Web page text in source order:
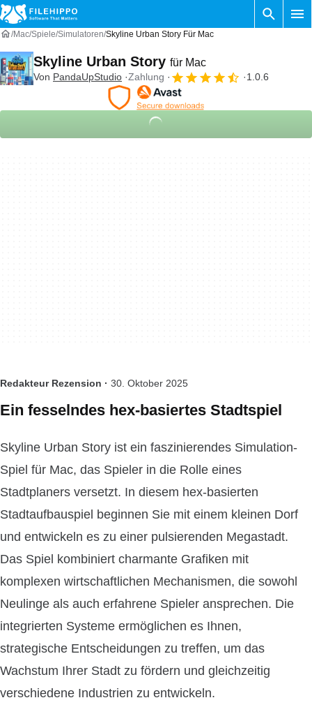
Mac Spiele Simulatoren Skyline Urban Story Für Mac
Skyline Urban Story für Mac
Von PandaUpStudio Zahlung 1.0.6
Redakteur Rezension · 30. Oktober 2025
Ein fesselndes hex-basiertes Stadtspiel
Skyline Urban Story ist ein faszinierendes Simulation-
Spiel für Mac, das Spieler in die Rolle eines
Stadtplaners versetzt. In diesem hex-basierten
Stadtaufbauspiel beginnen Sie mit einem kleinen Dorf
und entwickeln es zu einer pulsierenden Megastadt.
Das Spiel kombiniert charmante Grafiken mit
komplexen wirtschaftlichen Mechanismen, die sowohl
Neulinge als auch erfahrene Spieler ansprechen. Die
integrierten Systeme ermöglichen es Ihnen,
strategische Entscheidungen zu treffen, um das
Wachstum Ihrer Stadt zu fördern und gleichzeitig
verschiedene Industrien zu entwickeln.